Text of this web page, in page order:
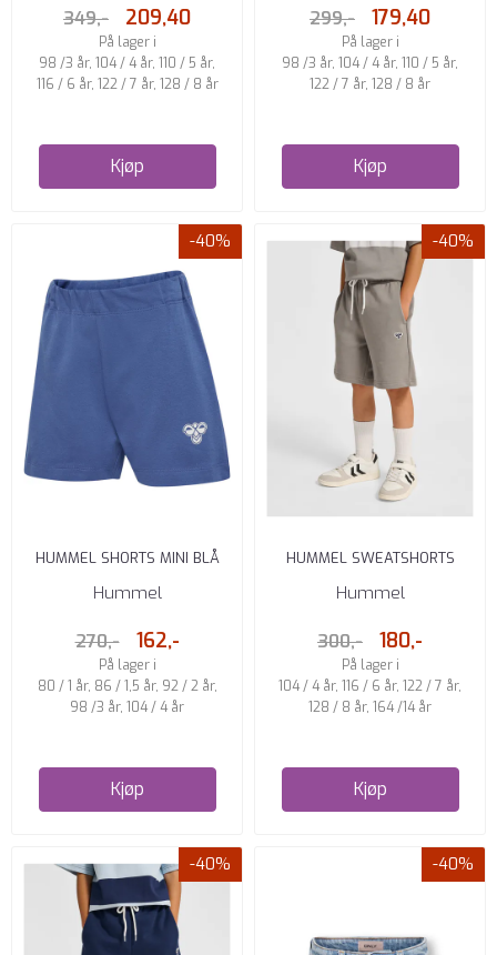
349,- 209,40
På lager i
98 /3 år, 104 / 4 år, 110 / 5 år,
116 / 6 år, 122 / 7 år, 128 / 8 år
Kjøp
299,- 179,40
På lager i
98 /3 år, 104 / 4 år, 110 / 5 år,
122 / 7 år, 128 / 8 år
Kjøp
-40%
HUMMEL SHORTS MINI BLÅ
Hummel
270,- 162,-
På lager i
80 / 1 år, 86 / 1,5 år, 92 / 2 år,
98 /3 år, 104 / 4 år
Kjøp
-40%
HUMMEL SWEATSHORTS
BARN ROCK RIDGE
Hummel
300,- 180,-
På lager i
104 / 4 år, 116 / 6 år, 122 / 7 år,
128 / 8 år, 164 /14 år
Kjøp
-40% -40%